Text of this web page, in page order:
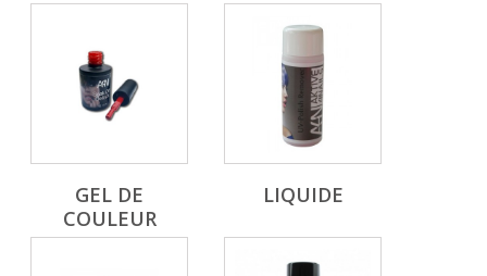
GEL DE
COULEUR
LIQUIDE